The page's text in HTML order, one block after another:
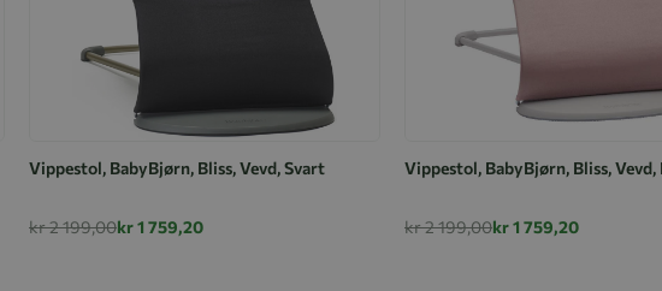
Vippestol, BabyBjørn, Bliss, Vevd, Svart
kr 2 199,00kr 1 759,20
Vippestol, BabyBjørn, Bliss, Vevd,
kr 2 199,00kr 1 759,20